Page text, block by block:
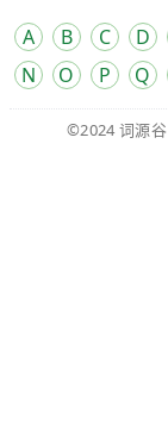
A B C D
N
O P Q
©2024 词源谷